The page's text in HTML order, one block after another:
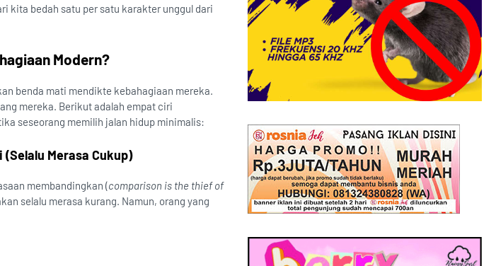
kita bedah satu per satu karakter unggul dari
Modern?
benda mati mendikte kebahagiaan mereka.
mereka. Berikut adalah empat ciri
seseorang memilih jalan hidup minimalis:
Merasa Cukup)
membandingkan (comparison is the thief of
selalu merasa kurang. Namun, orang yang